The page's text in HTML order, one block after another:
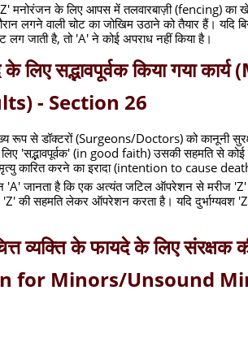
मनोरंजन के लिए आपस में तलवारबाज़ी (fencing) का
लगने वाली चोट का जोखिम उठाने को तैयार हैं। यदि
जाती है, तो 'A' ने कोई अपराध नहीं किया है।
लिए सद्भावपूर्वक किया गया
- Section 26
रूप से डॉक्टरों (Surgeons/Doctors) को कानूनी
'सद्भावपूर्वक' (in good faith) उसकी सहमति से कोई
मृत्यु कारित करने का इरादा (intention to cause
'A' जानता है कि एक अत्यंत जटिल ऑपरेशन से मरीज
'Z' की सहमति लेकर ऑपरेशन करता है। यदि दुर्भाग्यवश
व्यक्ति के फायदे के लिए संरक्षक
for Minors/Unsound